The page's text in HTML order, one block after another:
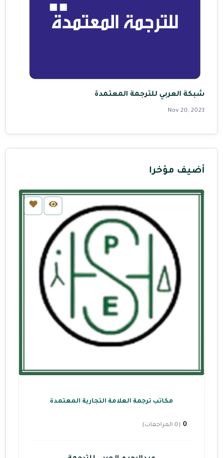
شبكة العربي للترجمة المعتمدة
Nov 20, 2023
أضيف مؤخرا
مكاتب ترجمة العلامة التجارية المعتمدة
0 (0 المراجعات)